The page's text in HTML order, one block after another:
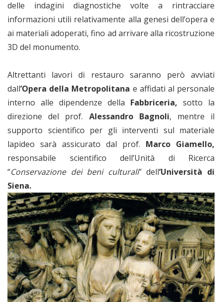
delle indagini diagnostiche volte a rintracciare
informazioni utili relativamente alla genesi dell’opera e
ai materiali adoperati, fino ad arrivare alla ricostruzione
3D del monumento.
Altrettanti lavori di restauro saranno però avviati
dall’Opera della Metropolitana e affidati al personale
interno alle dipendenze della Fabbriceria, sotto la
direzione del prof. Alessandro Bagnoli, mentre il
supporto scientifico per gli interventi sul materiale
lapideo sarà assicurato dal prof. Marco Giamello,
responsabile scientifico dell’Unità di Ricerca
“Conservazione dei beni culturali” dell’Università di
Siena.